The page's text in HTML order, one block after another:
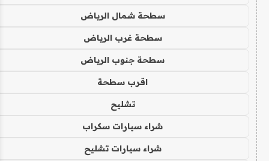
سطحة شمال الرياض
سطحة غرب الرياض
سطحة جنوب الرياض
اقرب سطحة
تشليح
شراء سيارات سكراب
شراء سيارات تشليح